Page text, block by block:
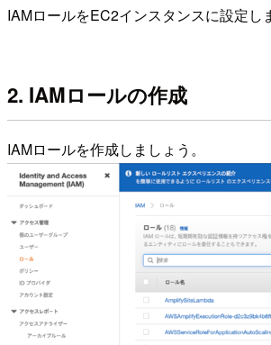
IAMロールをEC2インスタンスに設定し
2. IAMロールの作成
IAMロールを作成しましょう。